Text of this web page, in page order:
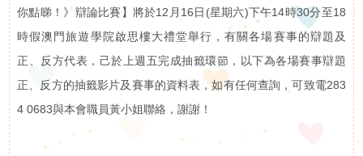
資
活
活動花絮
活動預告
你點睇！》辯論比賽】將於12月16日(星期六)下午14時30分至18
時假澳門旅遊學院啟思樓大禮堂舉行，有關各場賽事的辯題及
正、反方代表，己於上週五完成抽籤環節，以下為各場賽事辯題
正、反方的抽籤影片及賽事的資料表，如有任何查詢，可致電283
4 0683與本會職員黃小姐聯絡，謝謝！